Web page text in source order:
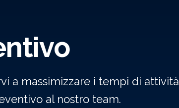
a massimizzare i tempi di attività
al nostro team.